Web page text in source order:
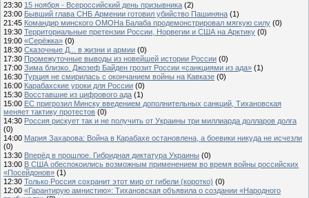
23:30 15 ноября - Всероссийский день призывника (2)
23:00 Бывший глава СНБ Армении готовил убийство Пашиняна (1)
21:45 Командир минского ОМОНа Балаба продемонстрировал мягкую силу (0)
19:30 Территориальные претензии России, Норвегии и США на Арктику (0)
19:00 «Серёжка» (0)
18:30 Сказочные Д... в жизни и армии (0)
17:30 Промежуточные выводы из новейшей истории России (0)
17:00 Зима близко. Джозеф Байден грозит России «санкциями из ада» (1)
16:30 Турция не смирилась с окончанием войны на Кавказе (0)
16:00 Карабахские уроки для России (0)
15:30 Восставшие из цифрового ада (1)
15:00 ЕС пригрозил Минску введением дополнительных санкций, Тихановская
меняет тактику протестов (0)
14:30 Россия рискует так и не получить от Украины три миллиарда долларов долга
(0)
14:00 Мария Захарова: Война в Карабахе остановлена, а боевики никуда не исчезли
(0)
13:30 Вперёд в прошлое. Гибридная диктатура Украины (0)
13:00 В США обеспокоились возможным применением во время войны российских
«Посейдонов» (1)
12:30 Только Россия сохранит этот мир от гибели (коротко) (0)
12:00 «Гарантирую амнистию»: Тихановская объявила о создании «Народного